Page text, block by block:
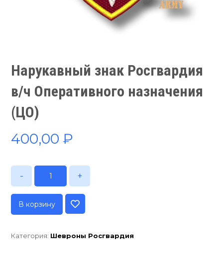
Нарукавный знак Росгвардия
в/ч Оперативного назначения
(ЦО)
400,00₽
- +
В корзину
Категория: Шевроны Росгвардия